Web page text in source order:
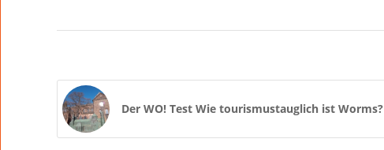
Der WO! Test Wie tourismustauglich ist Worms?